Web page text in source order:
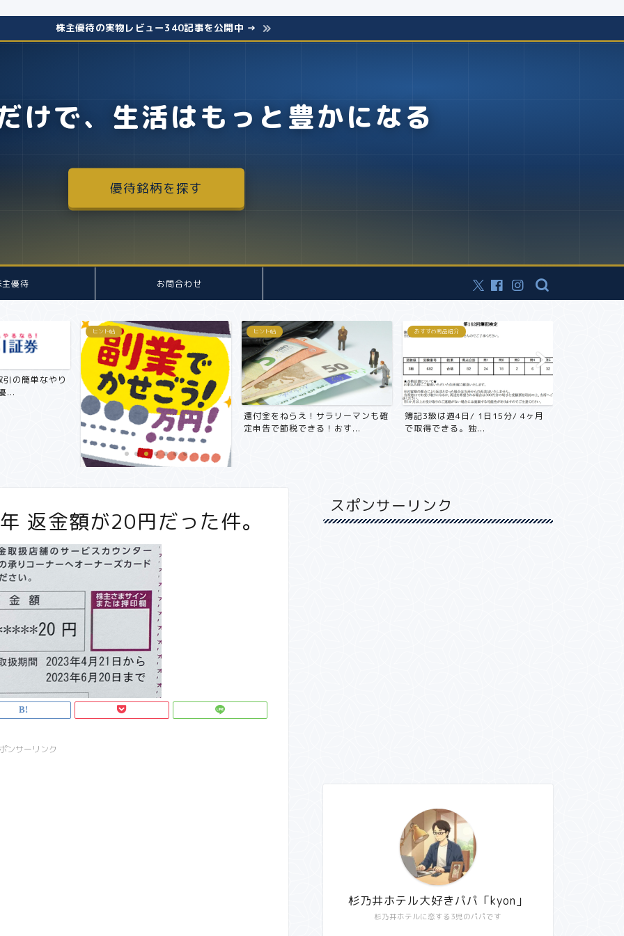
株主優待の実物レビュー340記事を公開中 →
けで、生活はもっと豊かになる
優待銘柄を探す
主優待 お問合わせ
の簡単なやり
...
ヒント帖 ヒント帖
還付金をねらえ！サラリーマンも確
定申告で節税できる！おす...
おすすめ商品紹介
簿記3級は週4日/ 1日15分/ 4ヶ月
で取得できる。独...
返金額が20円だった件。
ンサーリンク
スポンサーリンク
杉乃井ホテルに恋する3児のパパです
杉乃井ホテル大好きパパ「kyon」